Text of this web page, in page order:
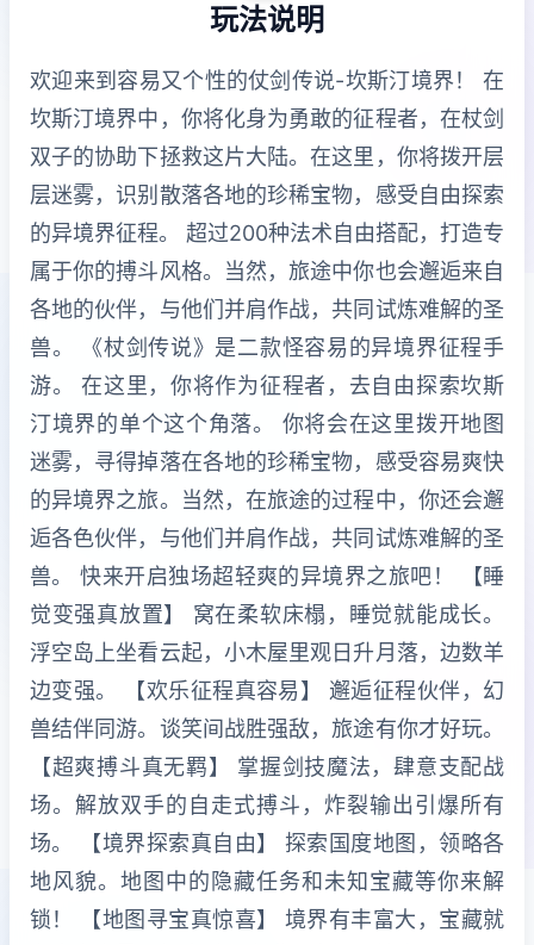
玩法说明
欢迎来到容易又个性的仗剑传说-坎斯汀境界！ 在
坎斯汀境界中，你将化身为勇敢的征程者，在杖剑
双子的协助下拯救这片大陆。在这里，你将拨开层
层迷雾，识别散落各地的珍稀宝物，感受自由探索
的异境界征程。 超过200种法术自由搭配，打造专
属于你的搏斗风格。当然，旅途中你也会邂逅来自
各地的伙伴，与他们并肩作战，共同试炼难解的圣
兽。 《杖剑传说》是二款怪容易的异境界征程手
游。 在这里，你将作为征程者，去自由探索坎斯
汀境界的单个这个角落。 你将会在这里拨开地图
迷雾，寻得掉落在各地的珍稀宝物，感受容易爽快
的异境界之旅。当然，在旅途的过程中，你还会邂
逅各色伙伴，与他们并肩作战，共同试炼难解的圣
兽。 快来开启独场超轻爽的异境界之旅吧！ 【睡
觉变强真放置】 窝在柔软床榻，睡觉就能成长。
浮空岛上坐看云起，小木屋里观日升月落，边数羊
边变强。 【欢乐征程真容易】 邂逅征程伙伴，幻
兽结伴同游。谈笑间战胜强敌，旅途有你才好玩。
【超爽搏斗真无羁】 掌握剑技魔法，肆意支配战
场。解放双手的自走式搏斗，炸裂输出引爆所有
场。 【境界探索真自由】 探索国度地图，领略各
地风貌。地图中的隐藏任务和未知宝藏等你来解
锁！ 【地图寻宝真惊喜】 境界有丰富大，宝藏就